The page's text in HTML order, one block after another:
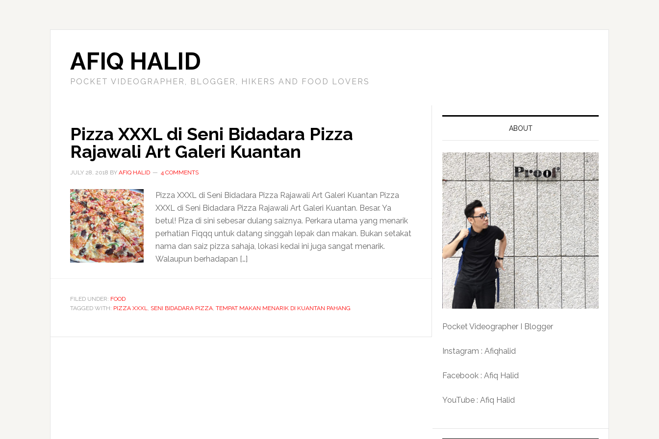
AFIQ HALID
POCKET VIDEOGRAPHER, BLOGGER, HIKERS AND FOOD LOVERS
Pizza XXXL di Seni Bidadara Pizza
Rajawali Art Galeri Kuantan
JULY 28, 2018 BY AFIQ HALID 4 COMMENTS
Pizza XXXL di Seni Bidadara Pizza Rajawali Art Galeri Kuantan Pizza
XXXL di Seni Bidadara Pizza Rajawali Art Galeri Kuantan. Besar. Ya
betul! Piza di sini sebesar dulang saiznya. Perkara utama yang menarik
perhatian Fiqqq untuk datang singgah lepak dan makan. Bukan setakat
nama dan saiz pizza sahaja, lokasi kedai ini juga sangat menarik.
Walaupun berhadapan […]
FILED UNDER: FOOD
TAGGED WITH: PIZZA XXXL, SENI BIDADARA PIZZA, TEMPAT MAKAN MENARIK DI KUANTAN PAHANG
ABOUT
Pocket Videographer I Blogger
Instagram : Afiqhalid
Facebook : Afiq Halid
YouTube : Afiq Halid